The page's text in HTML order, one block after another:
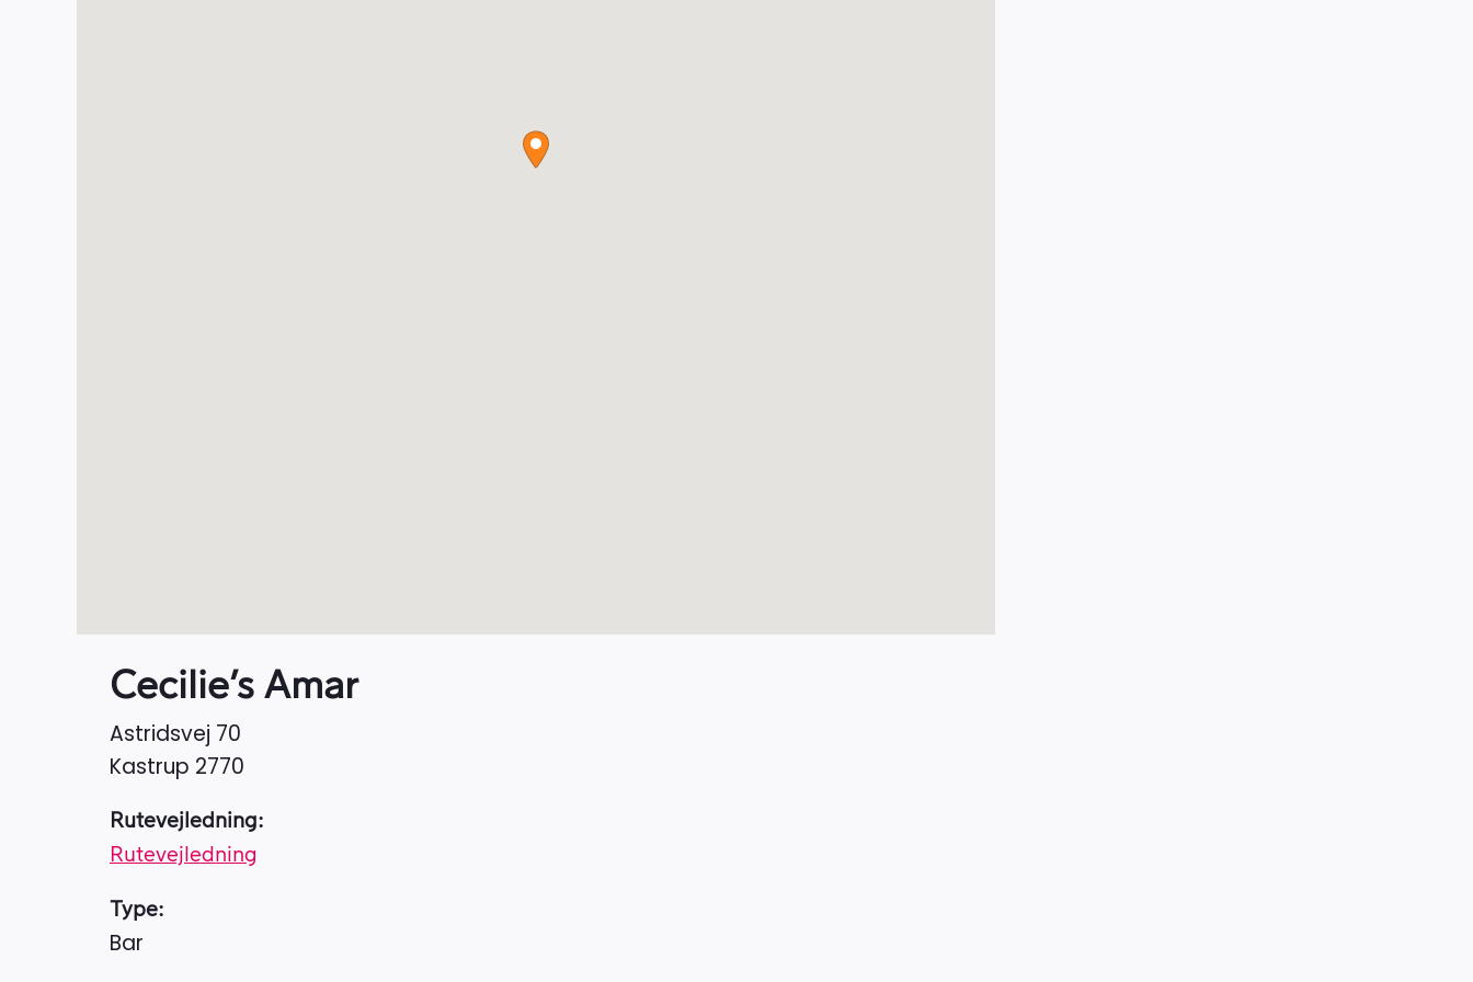
Cecilie’s Amar
Astridsvej 70
Kastrup 2770
Rutevejledning:
Rutevejledning
Type:
Bar